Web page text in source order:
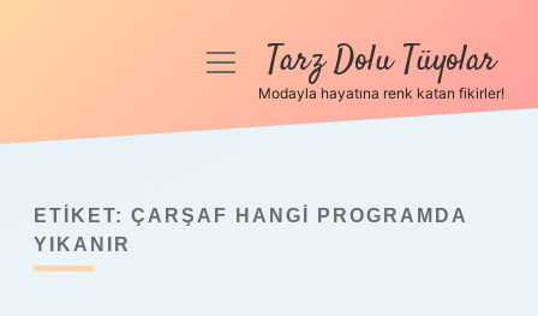
Anasayfa
Yasal Uyarı
menüyüTarz Dolu Tüyolar
Modayla hayatına renk katan fikirler!
ETIKET: ÇARŞAF HANGI PROGRAMDA
YIKANIR